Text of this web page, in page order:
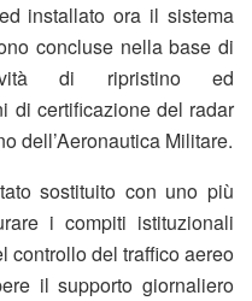
installato ora il sistema
concluse nella base di
di ripristino ed
di certificazione del radar
dell’Aeronautica Militare.
sostituito con uno più
i compiti istituzionali
controllo del traffico aereo
il supporto giornaliero